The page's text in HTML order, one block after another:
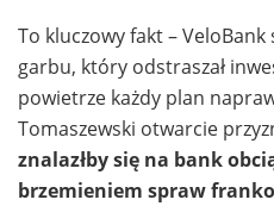
To kluczowy fakt –
garbu, który odstraszał
powietrze każdy plan
Tomaszewski otwarcie
znalazłby się na bank
brzemieniem spraw